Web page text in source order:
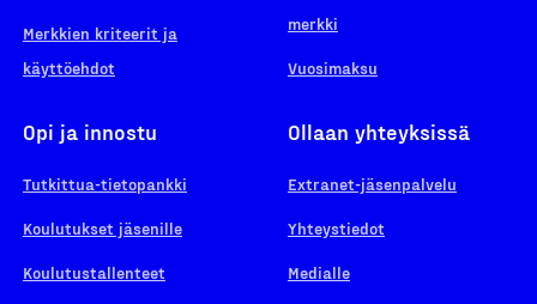
Merkkien kriteerit ja
käyttöehdot
merkki
Vuosimaksu
Opi ja innostu
Tutkittua-tietopankki
Koulutukset jäsenille
Koulutustallenteet
Ollaan yhteyksissä
Extranet-jäsenpalvelu
Yhteystiedot
Medialle